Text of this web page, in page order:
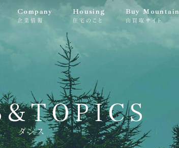
Company
企業情報
Housing
住宅のこと
Buy Mountain
山買取サイト
ダンス